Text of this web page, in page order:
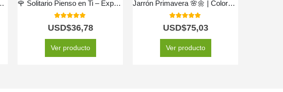
y Vida Tropical 🌿✨ 🌹 Solitario Pienso en Ti – Expresa Tus Sentimientos con Elegancia 💖
USD$36,78
Ver producto
Jarrón Primavera 🌸🌼 | Colores que Enamoran
USD$75,03
Ver producto